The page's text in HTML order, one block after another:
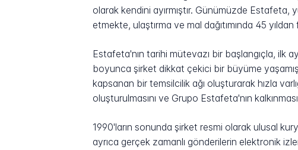
olarak kendini ayırmıştır. Günümüzde
etmekte, ulaştırma ve mal dağıtımında 45
Estafeta'nın tarihi mütevazı bir başlangıçla, ilk
boyunca şirket dikkat çekici bir büyüme
kapsanan bir temsilcilik ağı oluşturarak hızla
oluşturulmasını ve Grupo Estafeta'nın
1990'ların sonunda şirket resmi olarak ulusal
ayrıca gerçek zamanlı gönderilerin elektronik